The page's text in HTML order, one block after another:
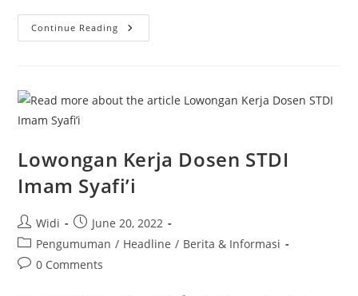
Continue Reading KULIAH
UMUM
KAMPUS
DALAM
Lowongan Kerja Dosen STDI
Imam Syafi’i
Post
author:
Widi
Post
published:
June 20, 2022
Post
category:
Pengumuman / Headline / Berita & Informasi
Post0 Comments